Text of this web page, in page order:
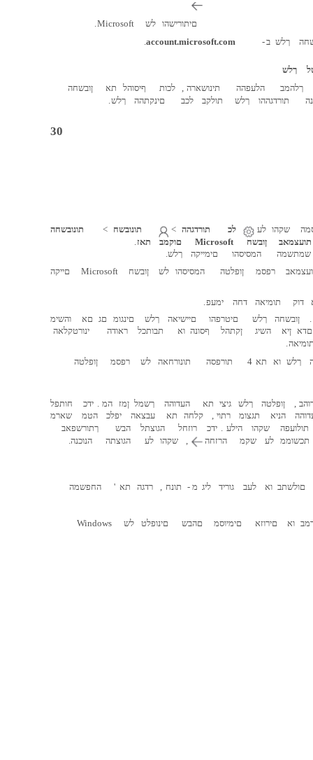
םיתורישהו לש Microsoft
.
ךלש ב-
account.microsoft.com
.
ךלש
ךלהמב
הלעפהה תינושארה , לכות ףיסוהל תא
ןובשחה
תורדגההו ךלש תולקב לכב םינקתהה ךלש.
30
שקהו לע לכ תורדגהה < תונובשח <
תונובשחה
תועצמאב
ןובשח Microsoft םוקמב תאז.
שמתשמה
המסיסהו םימייקה ךלש.
רפסמ ןופלטה המסיסהו לש ןובשח Microsoft םייקה
דוק תומיאה דחה ימעפ.
.
ןובשחה ךלש םיטרפהו םיישיאה ךלש םינגומ םג םא
והשימ
םדא ןיא השיג ןקתהל ףסונה וא תבותכל ראודה
ינורטקלאה
.
ךלש וא תא 4 תורפסה תונורחאה לש רפסמ ןופלטה
, ןופלטה ךלש גיצי תא העדוהה ךשמל ןמז המ . ידכ
חותפל
הניא תגצומ רתוי , קלחה תא עבצאה יפלכ הטמ
שארמ
תולועפה
שקהו הילע . ידכ רוזחל הגוצתל הבש
ךתורשפאב
תכשוממ לע שקמ הרזחה , שקהו לע הגוצתה הנוכנה.
םולשתב וא לעב גוריד ליג מ - תונח , רדגה תא ' החפשמה
וא םירוזא םימיוסמ םהבש םינופלט לש Windows